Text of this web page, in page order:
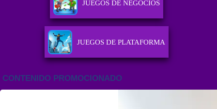
JUEGOS DE NEGOCIOS
JUEGOS DE PLATAFORMA